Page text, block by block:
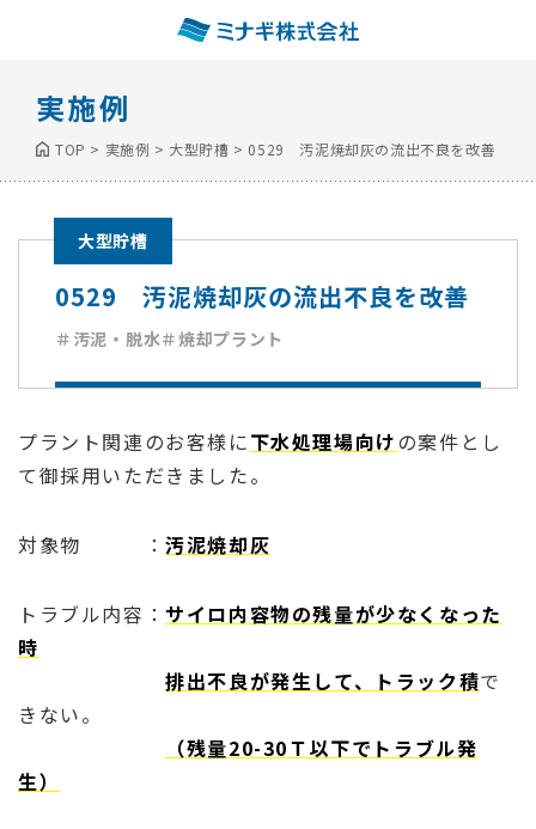
実施例
TOP > 実施例 > 大型貯槽 > 0529 汚泥焼却灰の流出不良を改善
大型貯槽
0529 汚泥焼却灰の流出不良を改善
＃汚泥・脱水＃焼却プラント
プラント関連のお客様に下水処理場向けの案件とし
て御採用いただきました。
対象物 ：汚泥焼却灰
トラブル内容：サイロ内容物の残量が少なくなった
時
排出不良が発生して、トラック積で
きない。
（残量20-30Ｔ以下でトラブル発
生）